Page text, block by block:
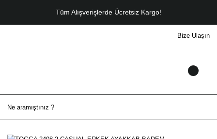
Tüm Alışverişlerde Ücretsiz Kargo!
Bize Ulaşın